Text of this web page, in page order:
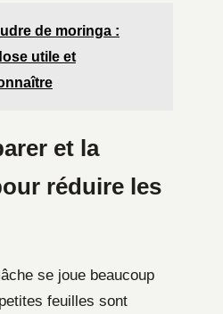
de moringa :
utile et
et la
réduire les
se joue beaucoup
feuilles sont